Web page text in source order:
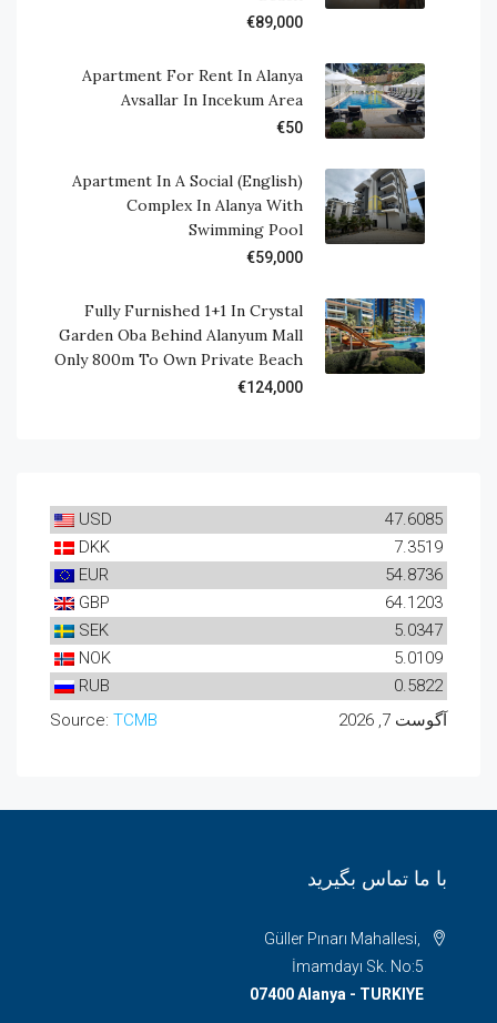
€89,000
Apartment For Rent In Alanya
Avsallar In Incekum Area
€50
(English) Apartment In A Social
Complex In Alanya With
Swimming Pool
€59,000
Fully Furnished 1+1 In Crystal
Garden Oba Behind Alanyum Mall
Only 800m To Own Private Beach
€124,000
USD
47.6085
DKK
7.3519
EUR
54.8736
GBP
64.1203
SEK
5.0347
NOK
5.0109
RUB
0.5822
Source: TCMB آگوست 7, 2026
با ما تماس بگیرید
Güller Pınarı Mahallesi,
İmamdayı Sk. No:5
07400 Alanya - TURKIYE